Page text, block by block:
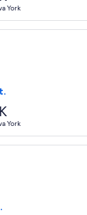
York
York
con salida
Airways,